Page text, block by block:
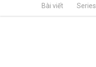
Bài viết Series